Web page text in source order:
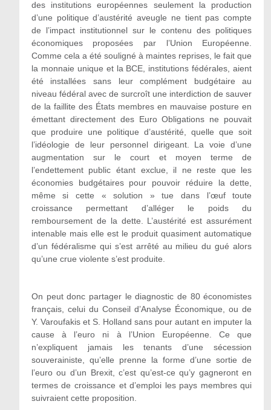
des institutions européennes seulement la production
d’une politique d’austérité aveugle ne tient pas compte
de l’impact institutionnel sur le contenu des politiques
économiques proposées par l’Union Européenne.
Comme cela a été souligné à maintes reprises, le fait que
la monnaie unique et la BCE, institutions fédérales, aient
été installées sans leur complément budgétaire au
niveau fédéral avec de surcroît une interdiction de sauver
de la faillite des États membres en mauvaise posture en
émettant directement des Euro Obligations ne pouvait
que produire une politique d’austérité, quelle que soit
l’idéologie de leur personnel dirigeant. La voie d’une
augmentation sur le court et moyen terme de
l’endettement public étant exclue, il ne reste que les
économies budgétaires pour pouvoir réduire la dette,
même si cette « solution » tue dans l’œuf toute
croissance permettant d’alléger le poids du
remboursement de la dette. L’austérité est assurément
intenable mais elle est le produit quasiment automatique
d’un fédéralisme qui s’est arrêté au milieu du gué alors
qu’une crue violente s’est produite.
On peut donc partager le diagnostic de 80 économistes
français, celui du Conseil d’Analyse Économique, ou de
Y. Varoufakis et S. Holland sans pour autant en imputer la
cause à l’euro ni à l’Union Européenne. Ce que
n’expliquent jamais les tenants d’une sécession
souverainiste, qu’elle prenne la forme d’une sortie de
l’euro ou d’un Brexit, c’est qu’est-ce qu’y gagneront en
termes de croissance et d’emploi les pays membres qui
suivraient cette proposition.